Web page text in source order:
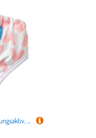
MEIBAOGE Hundewindel, atmungsaktiv, für Damen, Höschen, Shorts, wiederverwendbar, waschbar